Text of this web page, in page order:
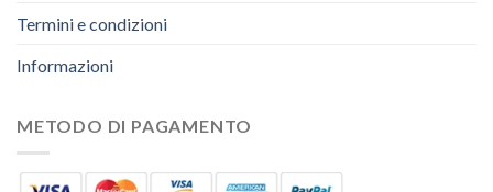
Termini e condizioni
Informazioni
METODO DI PAGAMENTO